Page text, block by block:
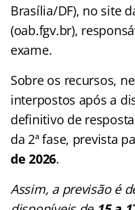
Brasília/DF), no site
(oab.fgv.br),
exame.
Sobre os recursos,
interpostos após a
definitivo de
da 2ª fase, prevista
de 2026.
Assim, a previsão é